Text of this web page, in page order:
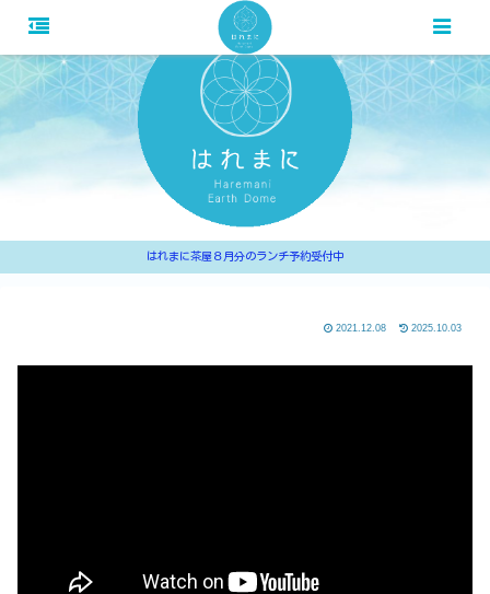
はれまに茶屋８月分のランチ予約受付中
2021.12.08 2025.10.03